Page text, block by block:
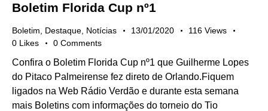
Boletim Florida Cup nº1
Boletim, Destaque, Notícias 13/01/2020 116 Views
0 Likes 0 Comments
Confira o Boletim Florida Cup nº1 que Guilherme Lopes
do Pitaco Palmeirense fez direto de Orlando.Fiquem
ligados na Web Rádio Verdão e durante esta semana
mais Boletins com informações do torneio do Tio